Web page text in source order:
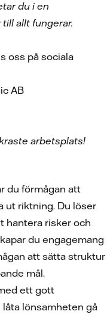
du i en
allt fungerar.
oss på sociala
AB
arbetsplats!
du förmågan att
ut riktning. Du löser
hantera risker och
du engagemang
att sätta struktur
mål.
ett gott
lönsamheten gå